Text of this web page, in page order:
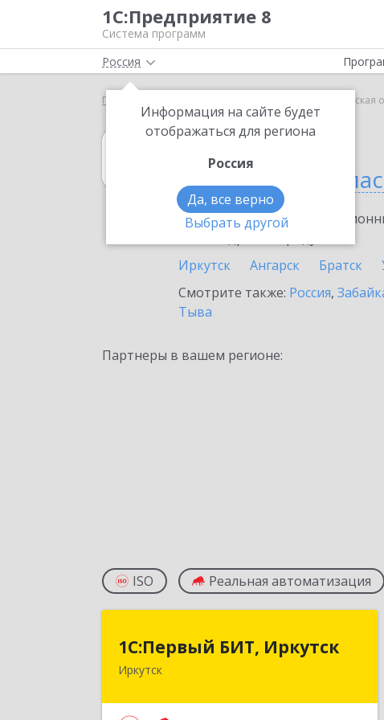
1С:Предприятие 8
Система программ
Россия
Информация на сайте будет
отображаться для региона
Россия
Да, все верно
Выбрать другой
Главная Иркутская
1С:Розница
в Иркутской
Ознакомьтесь с
Иркутск
Ангарск Братск
Смотрите также: Россия,
Тыва
Партнеры в вашем регионе:
ISO Реальная автоматизация
1С:Первый БИТ, Иркутск
Иркутск
1С:Первый БИТ, Иркутск
664007, Иркутская обл, Иркутск г,